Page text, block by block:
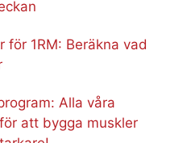
för 1RM: Beräkna vad
Alla våra
att bygga muskler